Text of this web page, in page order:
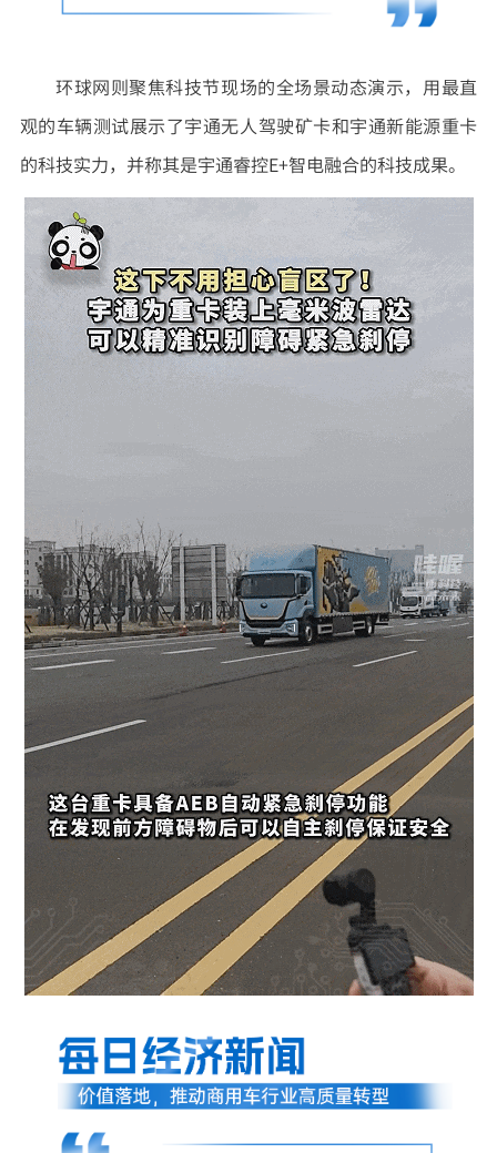
环球网则聚焦科技节现场的全场景动态演示，用最直
观的车辆测试展示了宇通无人驾驶矿卡和宇通新能源重卡
的科技实力，并称其是宇通睿控E+智电融合的科技成果。